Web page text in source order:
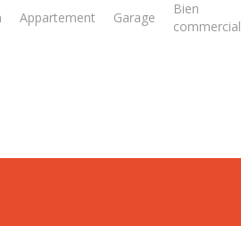
Appartement Garage
Bien
commercial